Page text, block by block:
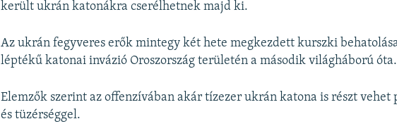
került ukrán katonákra cserélhetnek majd ki.
Az ukrán fegyveres erők mintegy két hete megkezdett kurszki
léptékű katonai invázió Oroszország területén a második világháború óta.
Elemzők szerint az offenzívában akár tízezer ukrán katona is részt vehet
és tüzérséggel.